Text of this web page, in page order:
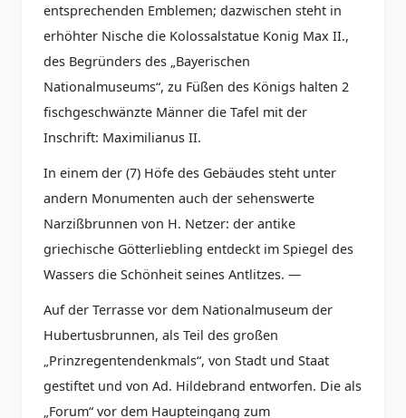
entsprechenden Emblemen; dazwischen steht in
erhöhter Nische die Kolossalstatue Konig Max II.,
des Begründers des „Bayerischen
Nationalmuseums“, zu Füßen des Königs halten 2
fischgeschwänzte Männer die Tafel mit der
Inschrift: Maximilianus II.
In einem der (7) Höfe des Gebäudes steht unter
andern Monumenten auch der sehenswerte
Narzißbrunnen von H. Netzer: der antike
griechische Götterliebling entdeckt im Spiegel des
Wassers die Schönheit seines Antlitzes. —
Auf der Terrasse vor dem Nationalmuseum der
Hubertusbrunnen, als Teil des großen
„Prinzregentendenkmals“, von Stadt und Staat
gestiftet und von Ad. Hildebrand entworfen. Die als
„Forum“ vor dem Haupteingang zum